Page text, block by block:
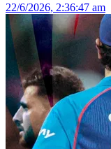
22/6/2026, 2:36:47 am